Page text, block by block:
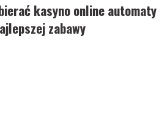
kasyno online automaty
zabawy